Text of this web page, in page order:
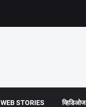
WEB STORIES व्हिडिओज